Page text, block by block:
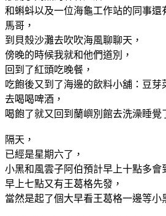
和蝌蚪以及一位海龜工作站的同事還
馬哥，
到貝殼沙灘去吹吹海風聊聊天，
傍晚的時候我就和他們道別，
回到了紅頭吃晚餐，
吃飽後又到了海邊的飲料小舖：豆芽
去喝喝啤酒，
喝飽了就又回到蘭嶼別館去洗澡睡覺
隔天，
已經是星期六了，
小黑和風雲子阿伯預計早上十點多會
早上七點又有王葛格先發，
當然是起了個大早看王葛格一邊等小